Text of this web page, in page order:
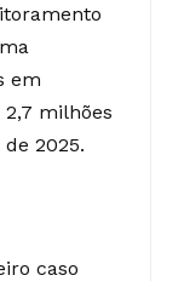
em
milhões
2025.
caso